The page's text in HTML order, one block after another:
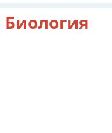
Биология